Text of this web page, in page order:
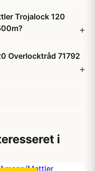
Trojalock 120
Overlocktråd 71792
i